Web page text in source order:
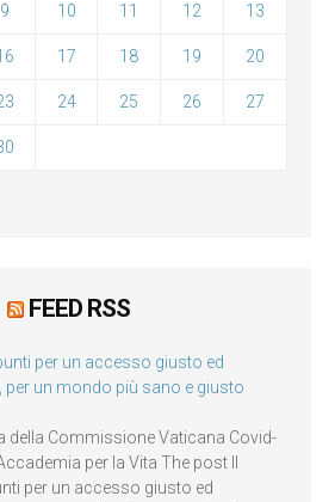
9 10 11 12 13
17 18 19 20
24 25 26 27
FEED RSS
per un accesso giusto ed
per un mondo più sano e giusto
della Commissione Vaticana Covid-
per la Vita The post Il
per un accesso giusto ed